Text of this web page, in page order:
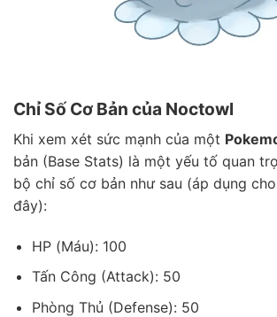
Chỉ Số Cơ Bản của Noctowl
Khi xem xét sức mạnh của một
bản (Base Stats) là một yếu tố quan
bộ chỉ số cơ bản như sau (áp dụng
đây):
HP (Máu): 100
Tấn Công (Attack): 50
Phòng Thủ (Defense): 50